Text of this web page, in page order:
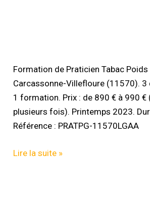
Formation de Praticien Tabac
Carcassonne-Villefloure (11570).
1 formation. Prix : de 890 € à 990 €
plusieurs fois). Printemps 2023.
Référence : PRATPG-11570LGAA
Praticien
Tabac
Poids
Gastroplastie
–
Carcassonne
Lire la suite »